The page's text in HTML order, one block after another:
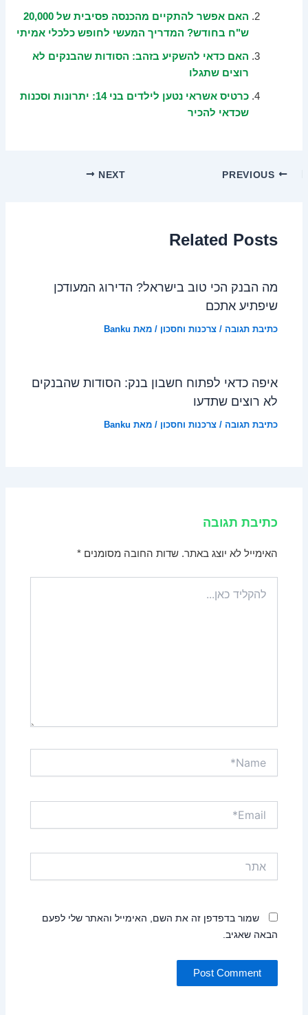
האם אפשר להתקיים מהכנסה פסיבית של 20,000
ש"ח בחודש? המדריך המעשי לחופש כלכלי אמיתי
האם כדאי להשקיע בזהב: הסודות שהבנקים לא
רוצים שתגלו
כרטיס אשראי נטען לילדים בני 14: יתרונות וסכנות
שכדאי להכיר
NEXT
Related Posts
מה הבנק הכי טוב בישראל? הדירוג המעודכן
שיפתיע אתכם
כתיבת תגובה /צרכנות וחסכון / מאת Banku
איפה כדאי לפתוח חשבון בנק: הסודות שהבנקים
לא רוצים שתדעו
כתיבת תגובה /צרכנות וחסכון / מאת Banku
כתיבת תגובה
האימייל לא יוצג באתר. שדות החובה מסומנים*
כאן...
שמור בדפדפן זה את השם, האימייל והאתר שלי לפעם
הבאה שאגיב.